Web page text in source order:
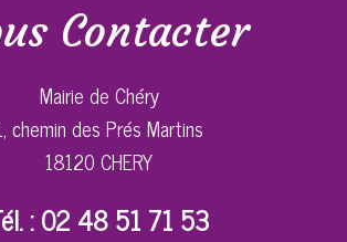
Contacter
Mairie de Chéry
chemin des Prés Martins
18120 CHERY
: 02 48 51 71 53